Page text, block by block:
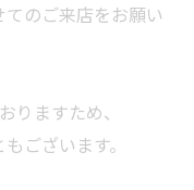
のご来店をお願い
りますため、
ございます。